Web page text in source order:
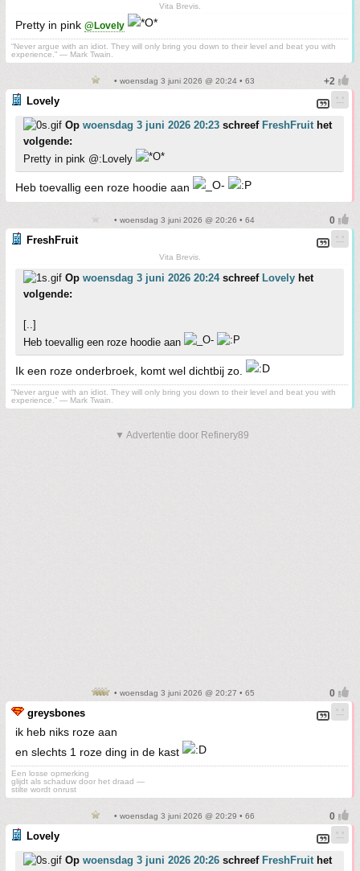
Vita Brevis.
Pretty in pink @Lovely
“Never argue with an idiot. They will only bring you down to their level and beat you with
experience.” ― Mark Twain.
• woensdag 3 juni 2026 @ 20:24 • 63
Lovely
Op woensdag 3 juni 2026 20:23 schreef FreshFruit het
volgende:
Pretty in pink @:Lovely
Heb toevallig een roze hoodie aan
• woensdag 3 juni 2026 @ 20:26 • 64
FreshFruit
Vita Brevis.
Op woensdag 3 juni 2026 20:24schreef Lovely het
volgende:
[..]
Heb toevallig een roze hoodie aan
Ik een roze onderbroek, komt wel dichtbij zo.
“Never argue with an idiot. They will only bring you down to their level and beat you with
experience.” ― Mark Twain.
▼ Advertentie door Refinery89
• woensdag 3 juni 2026 @ 20:27 • 65
greysbones
ik heb niks roze aan
en slechts 1 roze ding in de kast
Een losse opmerking
glijdt als schaduw door het draad —
stilte wordt onrust
• woensdag 3 juni 2026 @ 20:29 • 66
Lovely
Op woensdag 3 juni 2026 20:26 schreef FreshFruit het